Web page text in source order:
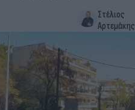
Στέλιος
Αρτεμάκης